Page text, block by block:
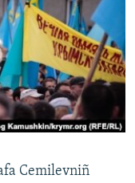
Cemilevniñ